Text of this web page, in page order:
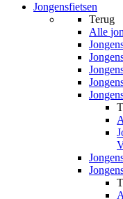
Jongensfietsen
Terug
Alle